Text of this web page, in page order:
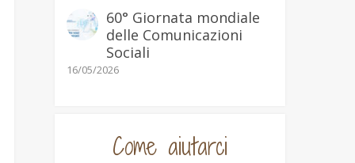
60° Giornata mondiale
delle Comunicazioni
Sociali
16/05/2026
Come aiutarci